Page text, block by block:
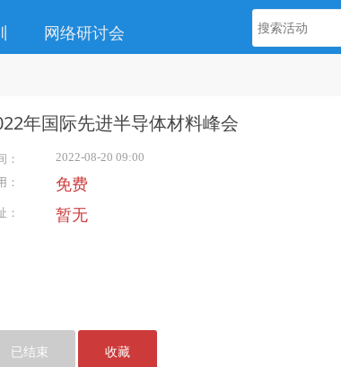
网络研讨会
年国际先进半导体材料峰会
：
2022-08-20 09:00
：
免费
： 暂无
已结束 收藏